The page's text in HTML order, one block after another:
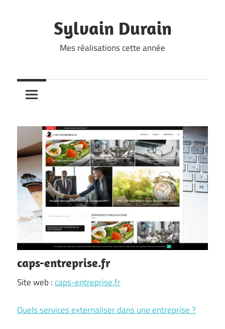
Sylvain Durain
Mes réalisations cette année
caps-entreprise.fr
Site web :caps-entreprise.fr
Quels services externaliser dans une entreprise ?